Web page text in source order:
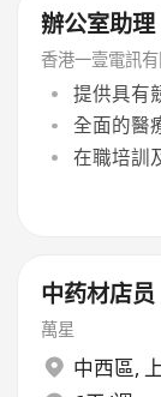
辦公室助理
香港一壹電訊
提供具有
全面的醫
在職培訓
中药材店员
萬星
中西區,